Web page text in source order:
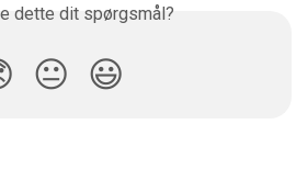
dette dit spørgsmål?
😐 😃